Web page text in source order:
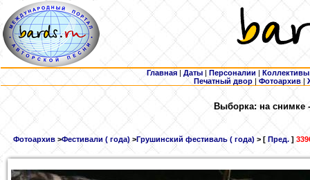
Главная | Даты | Персоналии | Коллективы
Печатный двор |Фотоархив |
Выборка: на снимке
Фотоархив >Фестивали ( года) >Грушинский фестиваль ( года) > [ Пред. ]